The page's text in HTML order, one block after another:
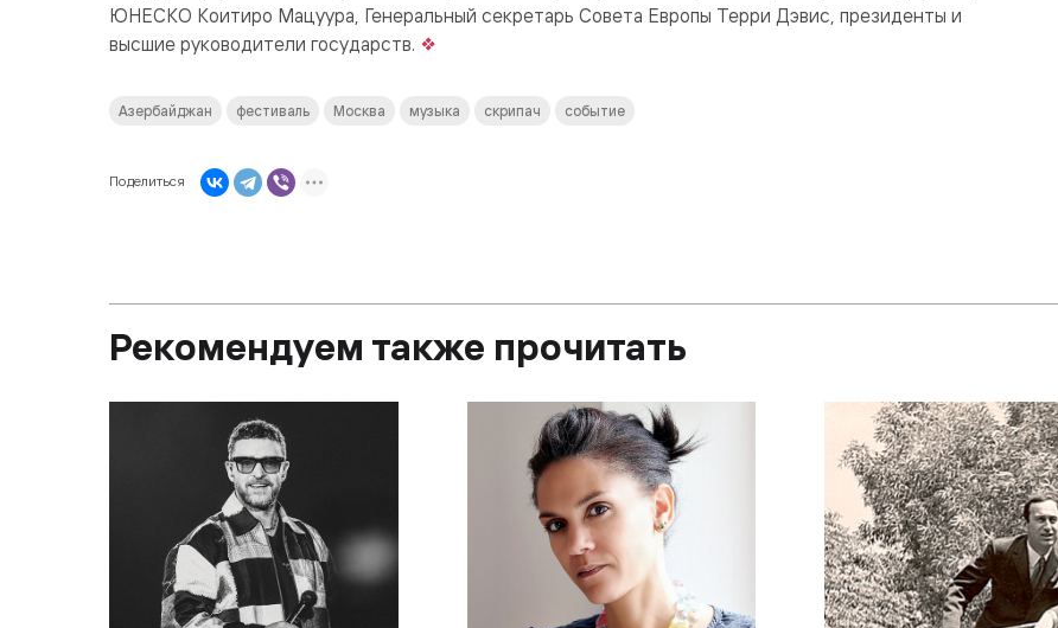
ЮНЕСКО Коитиро Мацуура, Генеральный секретарь Совета Европы Терри Дэвис, президенты и
высшие руководители государств.
Азербайджан фестиваль Москва музыка скрипач событие
Поделиться
Рекомендуем также прочитать